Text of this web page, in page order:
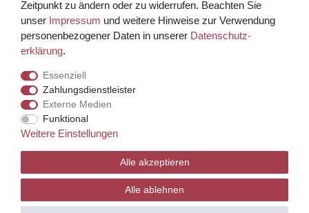
Kreditkarte über PayPal Funktion
Wir versenden mit
© Copyright 2026 Weinhaus Blum. Alle Rechte vorbehalten.
Template, CMS & Warenwirtschaft by
Zeitpunkt zu ändern oder zu widerrufen. Beachten Sie
unser Impressum und weitere Hinweise zur Verwendung
personenbezogener Daten in unserer Daten­schutz­
erklärung.
Essenziell
Zahlungsdienstleister
Externe Medien
Funktional
Weitere Einstellungen
Alle akzeptieren
Alle ablehnen